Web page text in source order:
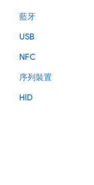
藍牙
USB
NFC
序列裝置
HID